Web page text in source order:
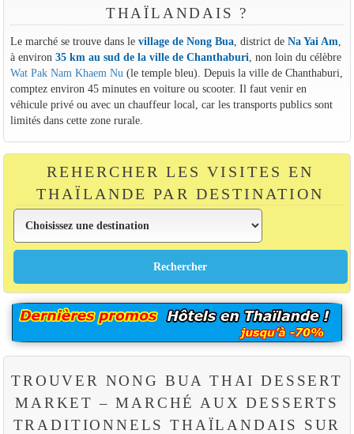
THAÏLANDAIS ?
Le marché se trouve dans le village de Nong Bua, district de Na Yai Am
à environ 35 km au sud de la ville de Chanthaburi , non loin du célèbre
Wat Pak Nam Khaem Nu (le temple bleu). Depuis la ville de Chanthaburi,
comptez environ 45 minutes en voiture ou scooter. Il faut venir en
véhicule privé ou avec un chauffeur local, car les transports publics sont
limités dans cette zone rurale.
REHERCHER LES VISITES EN
THAÏLANDE PAR DESTINATION
TROUVER NONG BUA THAI DESSERT
MARKET – MARCHÉ AUX DESSERTS
TRADITIONNELS THAÏLANDAIS SUR